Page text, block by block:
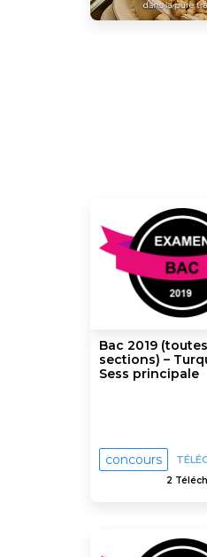
Bac 2019
sections) –
Sess principale
concours
2